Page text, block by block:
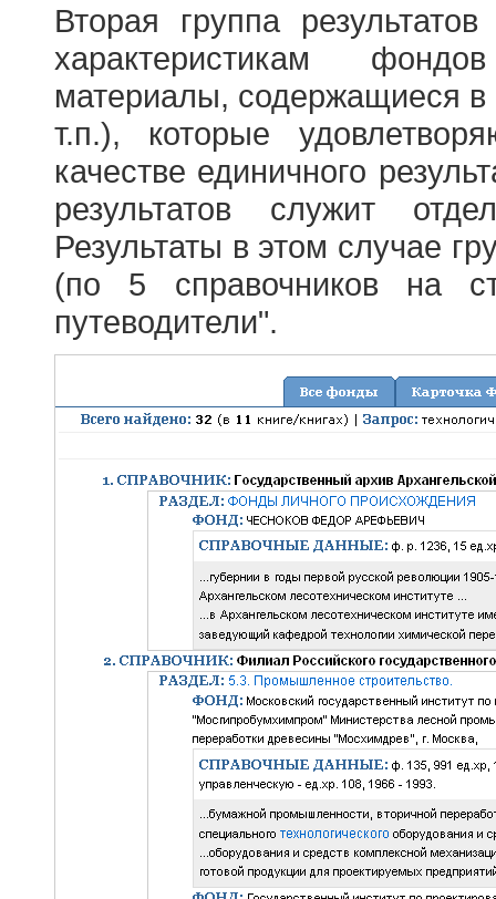
Вторая группа
характеристикам
материалы, содержащиеся в
т.п.), которые
качестве единичного
результатов служит
Результаты в этом случае
(по 5 справочников на
путеводители".